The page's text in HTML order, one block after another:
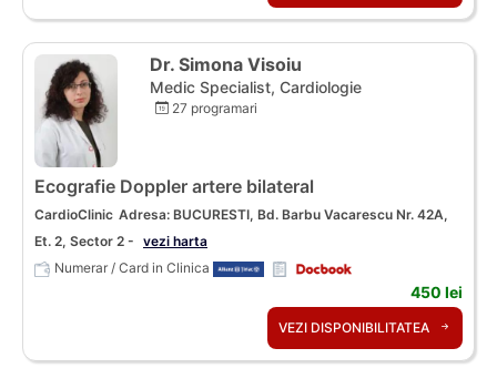
Dr. Simona Visoiu
Medic Specialist, Cardiologie
27 programari
Ecografie Doppler artere bilateral
CardioClinic Adresa: BUCURESTI, Bd. Barbu Vacarescu Nr. 42A,
Et. 2, Sector 2 - vezi harta
Numerar / Card in Clinica
450 lei
VEZI DISPONIBILITATEA